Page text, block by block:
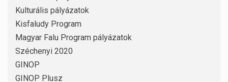
Kulturális pályázatok
Kisfaludy Program
Magyar Falu Program pályázatok
Széchenyi 2020
GINOP
GINOP Plusz